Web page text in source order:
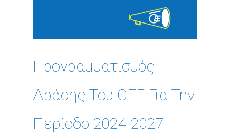
Προγραμματισμός
Δράσης Του ΟΕΕ Για Την
Περίοδο 2024-2027